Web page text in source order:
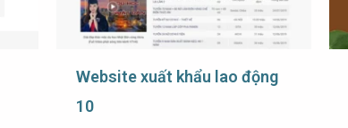
Website xuất khẩu lao động
10